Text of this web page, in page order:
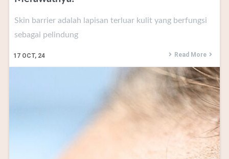
17 OCT, 24
Skin barrier adalah lapisan terluar kulit yang berfungsi
sebagai pelindung
Read More